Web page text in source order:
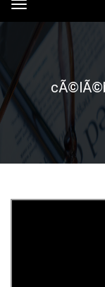
Toggle
navigation